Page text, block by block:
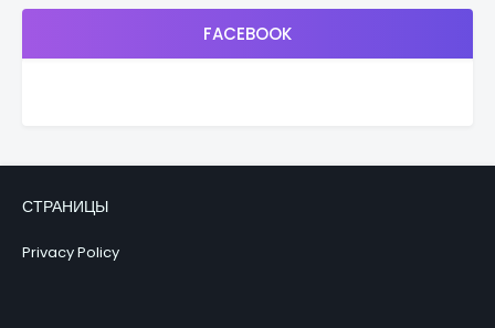
FACEBOOK
СТРАНИЦЫ
Privacy Policy